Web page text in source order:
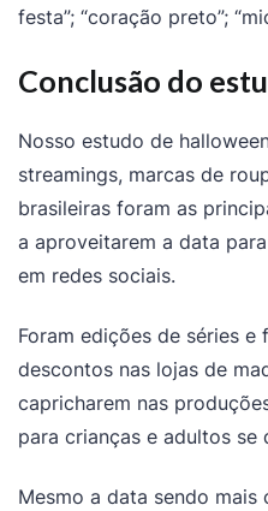
festa”; “coração preto”;
Conclusão do
Nosso estudo de
streamings, marcas de
brasileiras foram as
a aproveitarem a data
em redes sociais.
Foram edições de séries
descontos nas lojas de
capricharem nas
para crianças e adultos se
Mesmo a data sendo